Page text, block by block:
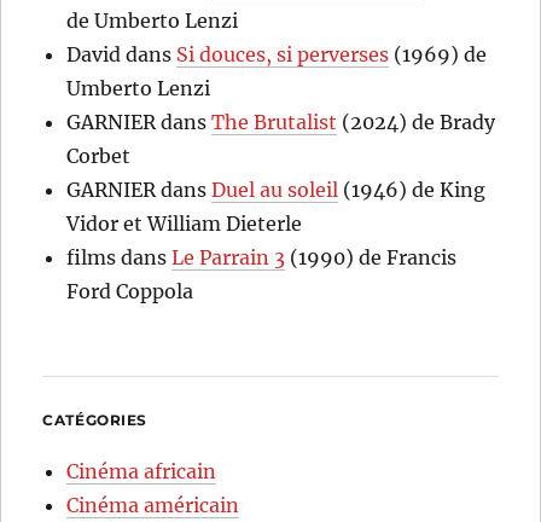
de Umberto Lenzi
David dans Si douces, si perverses (1969) de
Umberto Lenzi
GARNIER dansThe Brutalist (2024) de Brady
Corbet
GARNIER dansDuel au soleil (1946) de King
Vidor et William Dieterle
films dansLe Parrain 3 (1990) de Francis
Ford Coppola
CATÉGORIES
Cinéma africain
Cinéma américain